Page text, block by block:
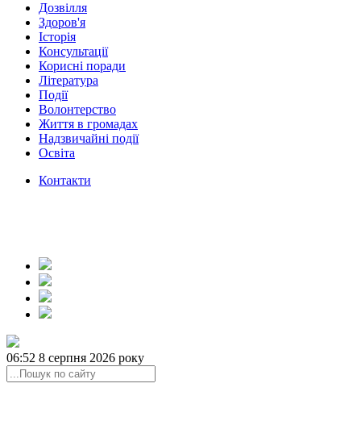
Дозвілля
Здоров'я
Історія
Консультації
Корисні поради
Література
Події
Волонтерство
Життя в громадах
Надзвичайні події
Освіта
Контакти
06:52 8 серпня 2026 року